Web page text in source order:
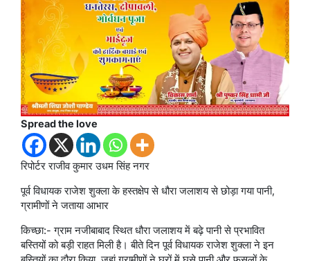
Spread the love
रिपोर्टर राजीव कुमार उधम सिंह नगर
पूर्व विधायक राजेश शुक्ला के हस्तक्षेप से धौरा जलाशय से छोड़ा गया पानी,
ग्रामीणों ने जताया आभार
किच्छा:- ग्राम नजीबाबाद स्थित धौरा जलाशय में बढ़े पानी से प्रभावित
बस्तियों को बड़ी राहत मिली है। बीते दिन पूर्व विधायक राजेश शुक्ला ने इन